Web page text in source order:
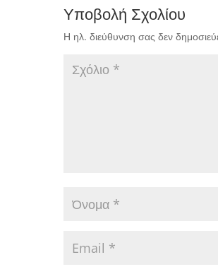
Υποβολή Σχολίου
Η ηλ. διεύθυνση σας δεν